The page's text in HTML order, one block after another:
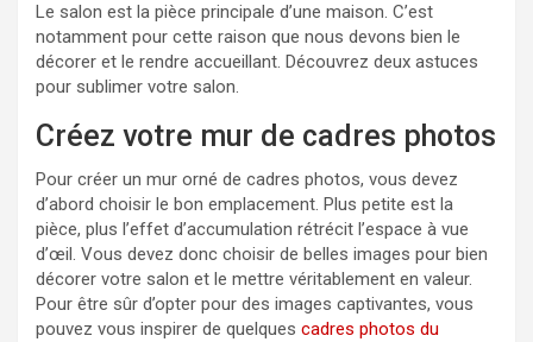
Le salon est la pièce principale d’une maison. C’est
notamment pour cette raison que nous devons bien le
décorer et le rendre accueillant. Découvrez deux astuces
pour sublimer votre salon.
Créez votre mur de cadres photos
Pour créer un mur orné de cadres photos, vous devez
d’abord choisir le bon emplacement. Plus petite est la
pièce, plus l’effet d’accumulation rétrécit l’espace à vue
d’œil. Vous devez donc choisir de belles images pour bien
décorer votre salon et le mettre véritablement en valeur.
Pour être sûr d’opter pour des images captivantes, vous
pouvez vous inspirer de quelques cadres photos du